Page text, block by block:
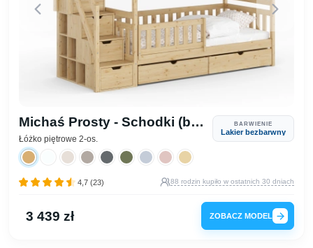
Michaś Prosty - Schodki (bok)
Łóżko piętrowe 2-os.
BARWIENIE
Lakier bezbarwny
4,7 (23) 88 rodzin kupiło w ostatnich 30 dniach
3 439 zł ZOBACZ MODEL